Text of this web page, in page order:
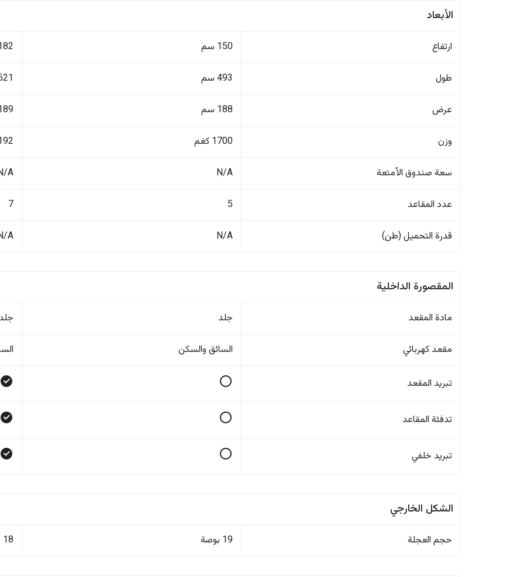
الأبعاد
ارتفاع 150 سم 182
طول 493 سم 521
عرض 188 سم 189
وزن 1700 كغم
سعة صندوق الأمتعة N/A
A
عدد المقاعد 5
7
قدرة التحميل (طن) N/A
A
المقصورة الداخلية
مادة المقعد جلد
مقعد كهربائي السائق والسکن
تبريد المقعد
تدفئة المقاعد
تبريد خلفي
الشكل الخارجي
حجم العجلة 19 بوصة 18 بوصة